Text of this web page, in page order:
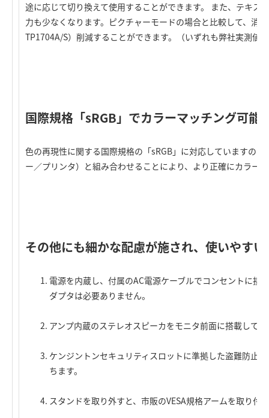
途に応じて切り換えて使用することができます。 また、テキス
力も少なくなります。ピクチャーモードの場合と比較して、消
TP1704A/S）削減することができます。（いずれも弊社実測値
国際規格「sRGB」でカラーマッチング可能
色の再現性に関する国際規格の「sRGB」に対応していますの
ー／プリンタ）と組み合わせることにより、より正確にカラー
その他にも細かな配慮が施され、使いやす
電源を内蔵し、付属のAC電源ケーブルでコンセントに接
ダプタは必要ありません。
アンプ内蔵のステレオスピーカをモニタ前面に搭載して
ケンジントンセキュリティスロットに準拠した盗難防止
ちます。
スタンドを取り外すと、市販のVESA規格アームを取り付